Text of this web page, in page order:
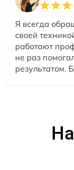
Я всегда
своей
работают
не раз
результатом.